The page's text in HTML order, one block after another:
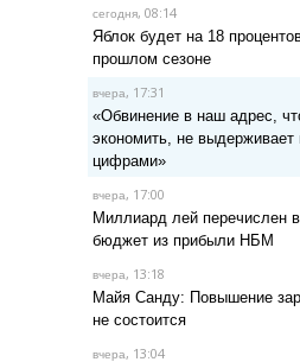
сегодня, 08:14
Яблок будет на 18
прошлом сезоне
вчера, 17:31
«Обвинение в наш адрес,
экономить, не выдерживает
цифрами»
вчера, 17:00
Миллиард лей перечислен
бюджет из прибыли НБМ
вчера, 13:18
Майя Санду: Повышение
не состоится
вчера, 13:04